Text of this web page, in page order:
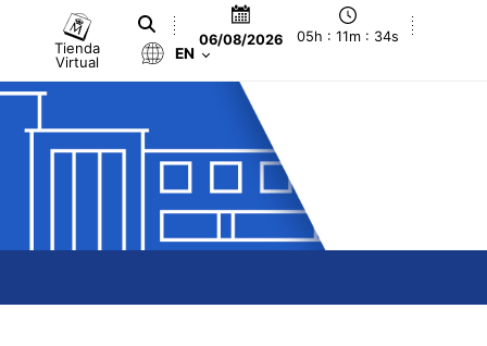
Tienda
Virtual
06/08/2026 05h : 11m : 35s
EN